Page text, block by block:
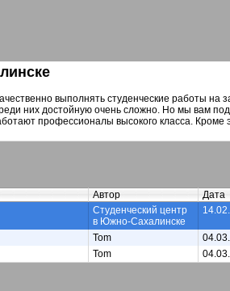
выполнять студенческие работы на
них достойную очень сложно. Но мы вам
профессионалы высокого класса. Кроме
Автор
Дата
Студенческий центр
в Южно-Сахалинске
Tom
Tom